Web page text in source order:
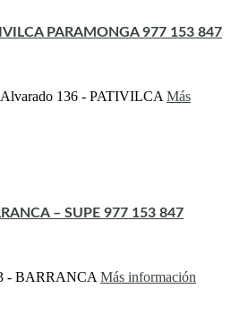
PARAMONGA 977 153 847
Alvarado 136 - PATIVILCA Más
– SUPE 977 153 847
- BARRANCAMás información